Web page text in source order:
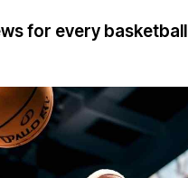
for every basketball